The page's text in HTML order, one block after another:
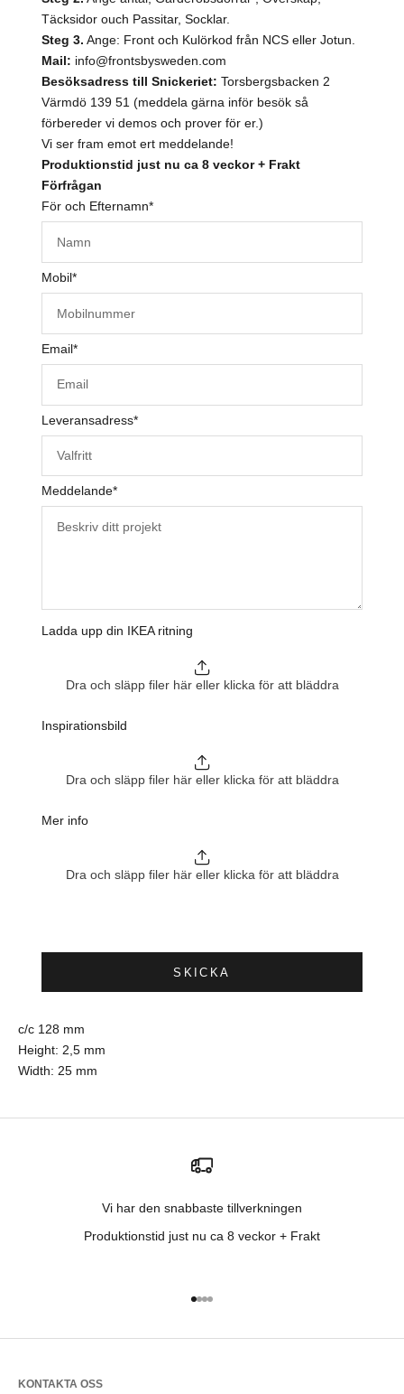
Täcksidor ouch Passitar, Socklar.
Steg 3. Ange: Front och Kulörkod från NCS eller Jotun.
Mail: info@frontsbysweden.com
Besöksadress till Snickeriet: Torsbergsbacken 2
Värmdö 139 51 (meddela gärna inför besök så
förbereder vi demos och prover för er.)
Vi ser fram emot ert meddelande!
Produktionstid just nu ca 8 veckor + Frakt
Förfrågan
För och Efternamn*
Mobil*
Email*
Leveransadress*
Meddelande*
Ladda upp din IKEA ritning
Dra och släpp filer här eller klicka för att bläddra
Inspirationsbild
Dra och släpp filer här eller klicka för att bläddra
Mer info
Dra och släpp filer här eller klicka för att bläddra
SKICKA
c/c 128 mm
Height: 2,5 mm
Width: 25 mm
Vi har den snabbaste tillverkningen
Produktionstid just nu ca 8 veckor + Frakt
Gå till 1
Gå till 2
Gå till 3
Gå till 4
KONTAKTA OSS